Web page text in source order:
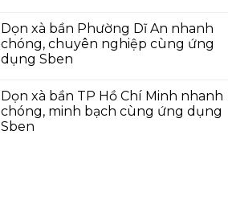
Dọn xà bần Phường Dĩ An nhanh
chóng, chuyên nghiệp cùng ứng
dụng Sben
Dọn xà bần TP Hồ Chí Minh nhanh
chóng, minh bạch cùng ứng dụng
Sben